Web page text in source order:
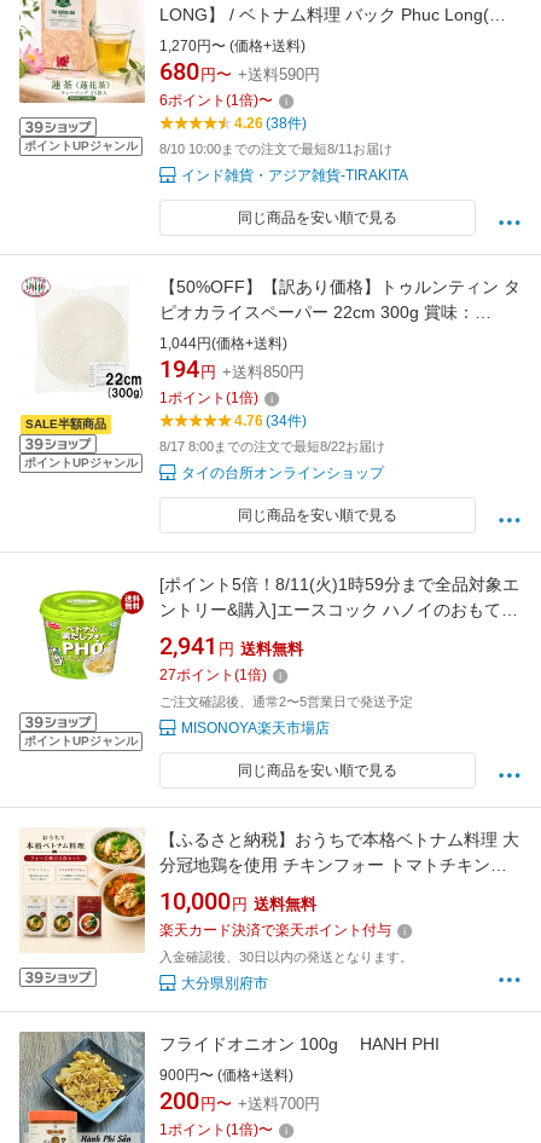
ポイントUPジャンル
LONG】 / ベトナム料理 バック Phuc Long(フ
ーロン） ベトナム食品 ベトナム食材 アジアン
食品 エスニック食材
1,270円〜 (価格+送料)
680 円〜 +送料590円
6ポイント (1倍)〜
4.26(38件)
8/10 10:00までの注文で最短8/11お届け
インド雑貨・アジア雑貨-TIRAKITA
同じ商品を安い順で見る
SALE半額商品
ポイントUPジャンル
【50%OFF】【訳あり価格】トゥルンティン タ
ピオカライスペーパー 22cm 300g 賞味：
26.12.31 タイの台所 生春巻き ベトナム料理 タ
イ料理
1,044円(価格+送料)
194 円 +送料850円
1ポイント (1倍)
4.76(34件)
8/17 8:00までの注文で最短8/22お届け
タイの台所オンラインショップ
同じ商品を安い順で見る
ポイントUPジャンル
[ポイント5倍！8/11(火)1時59分まで全品対象エ
ントリー&購入]エースコック ハノイのおもてな
し 鶏だしフォー 31g×12(6×2)個入｜ 送料無料
スープ インスタント 即席 カップ麺 米粉麺
2,941 円 送料無料
27ポイント (1倍)
ご注文確認後、通常2〜5営業日で発送予定
MISONOYA楽天市場店
同じ商品を安い順で見る
【ふるさと納税】おうちで本格ベトナム料理 大
分冠地鶏を使用 チキンフォー トマトチキンフ
ォー 3食 セット 惣菜 麺類 加工品 冷凍食品 簡
単調理 おすすめ おかず 夜食 ベトナム料理 フォ
ー 米麵 米粉 自家製 トマトソース 大分県 別府
市 送料無料
10,000 円 送料無料
楽天カード決済で楽天ポイント付与
入金確認後、30日以内の発送となります。
大分県別府市
フライドオニオン 100g HANH PHI
900円〜 (価格+送料)
200 円〜 +送料700円
1ポイント (1倍)〜